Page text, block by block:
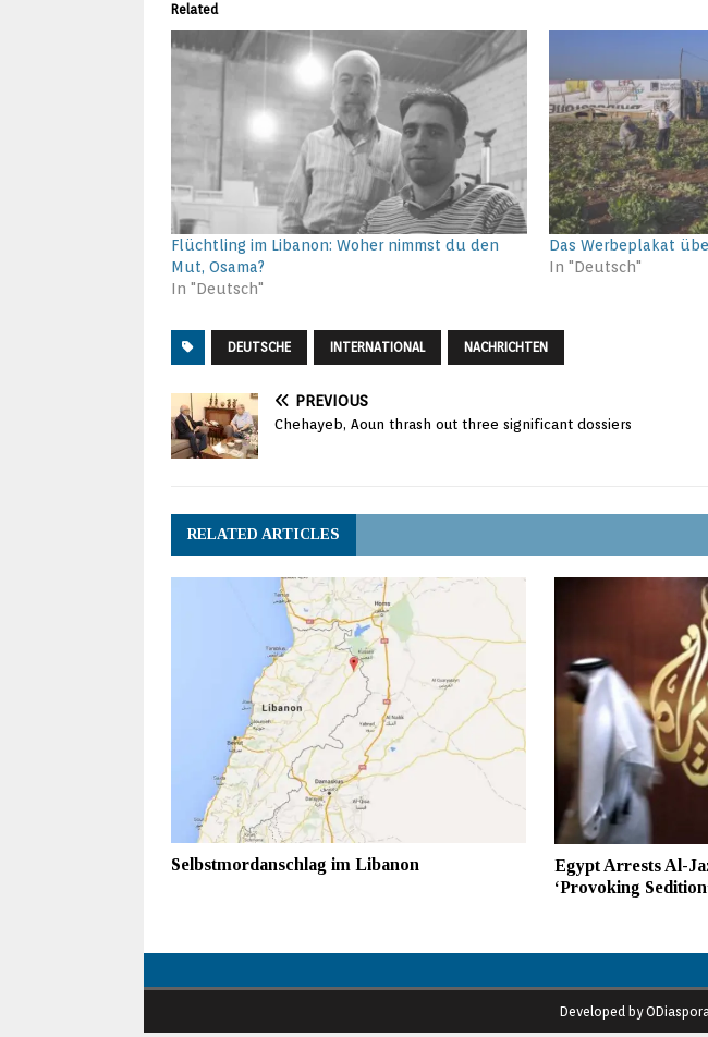
Related
Flüchtling im Libanon: Woher nimmst du den
Mut, Osama?
In "Deutsch"
Das Werbeplakat
In "Deutsch"
DEUTSCHE INTERNATIONAL NACHRICHTEN
PREVIOUS
Chehayeb, Aoun thrash out three significant dossiers
RELATED ARTICLES
Selbstmordanschlag im Libanon
Egypt Arrests Al-
‘Provoking
Developed by